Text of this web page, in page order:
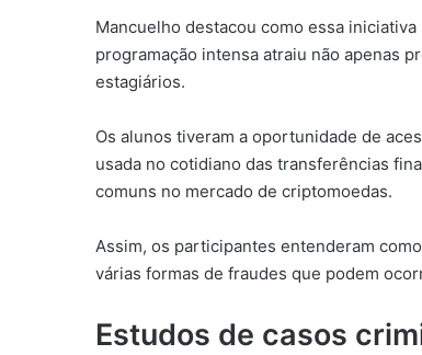
Mancuelho destacou como essa
programação intensa atraiu não apenas
estagiários.
Os alunos tiveram a oportunidade de
usada no cotidiano das transferências
comuns no mercado de criptomoedas.
Assim, os participantes entenderam
várias formas de fraudes que podem
Estudos de casos